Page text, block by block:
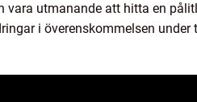
vara utmanande att hitta en
i överenskommelsen under